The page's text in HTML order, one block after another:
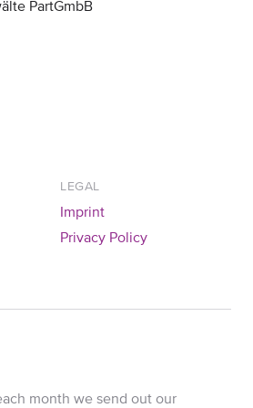
PartGmbB
LEGAL
Imprint
Privacy Policy
month we send out our